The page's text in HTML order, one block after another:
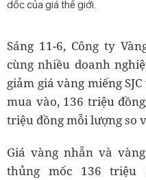
dốc của giá thế giới.
Sáng 11-6, Công ty
cùng nhiều doanh
giảm giá vàng miếng
mua vào, 136 triệu
triệu đồng mỗi lượng so
Giá vàng nhẫn và
thủng mốc 136 triệu